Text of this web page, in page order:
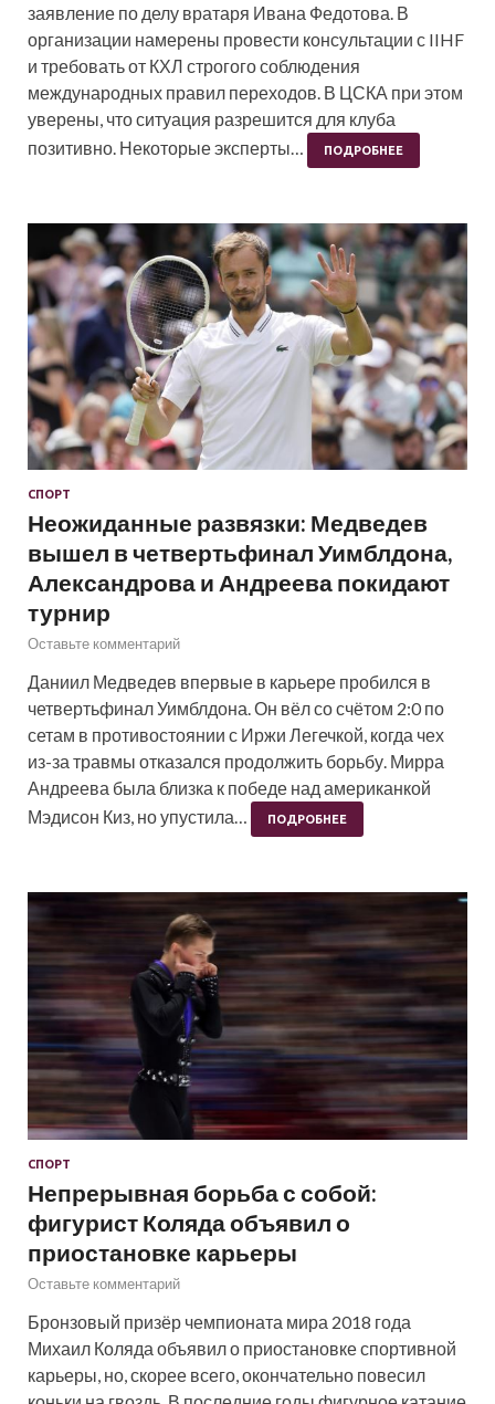
заявление по делу вратаря Ивана Федотова. В
организации намерены провести консультации с IIHF
и требовать от КХЛ строгого соблюдения
международных правил переходов. В ЦСКА при этом
уверены, что ситуация разрешится для клуба
позитивно. Некоторые эксперты…
ПОДРОБНЕЕ
СПОРТ
Неожиданные развязки: Медведев
вышел в четвертьфинал Уимблдона,
Александрова и Андреева покидают
турнир
Оставьте комментарий
Даниил Медведев впервые в карьере пробился в
четвертьфинал Уимблдона. Он вёл со счётом 2:0 по
сетам в противостоянии с Иржи Легечкой, когда чех
из-за травмы отказался продолжить борьбу. Мирра
Андреева была близка к победе над американкой
Мэдисон Киз, но упустила…
ПОДРОБНЕЕ
СПОРТ
Непрерывная борьба с собой:
фигурист Коляда объявил о
приостановке карьеры
Оставьте комментарий
Бронзовый призёр чемпионата мира 2018 года
Михаил Коляда объявил о приостановке спортивной
карьеры, но, скорее всего, окончательно повесил